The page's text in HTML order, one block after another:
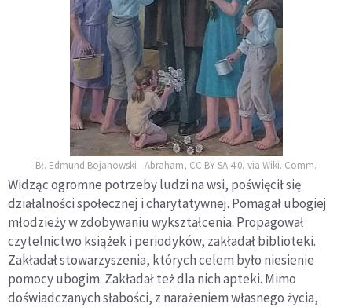
Bł. Edmund Bojanowski - Abraham, CC BY-SA 4.0, via Wiki. Comm.
Widząc ogromne potrzeby ludzi na wsi, poświęcił się
działalności społecznej i charytatywnej. Pomagał ubogiej
młodzieży w zdobywaniu wykształcenia. Propagował
czytelnictwo książek i periodyków, zakładał biblioteki.
Zakładał stowarzyszenia, których celem było niesienie
pomocy ubogim. Zakładał też dla nich apteki. Mimo
doświadczanych słabości, z narażeniem własnego życia,